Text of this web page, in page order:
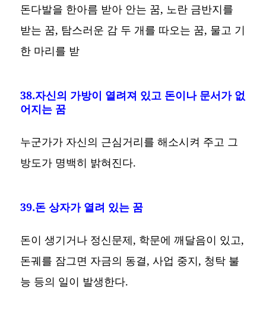
돈다발을 한아름 받아 안는 꿈, 노란 금반지를
받는 꿈, 탐스러운 감 두 개를 따오는 꿈, 물고 기
한 마리를 받
38.자신의 가방이 열려져 있고 돈이나 문서가 없
어지는 꿈
누군가가 자신의 근심거리를 해소시켜 주고 그
방도가 명백히 밝혀진다.
39.돈 상자가 열려 있는 꿈
돈이 생기거나 정신문제, 학문에 깨달음이 있고,
돈궤를 잠그면 자금의 동결, 사업 중지, 청탁 불
능 등의 일이 발생한다.